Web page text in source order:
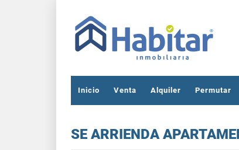
Inicio Venta Alquiler Permutar
SE ARRIENDA